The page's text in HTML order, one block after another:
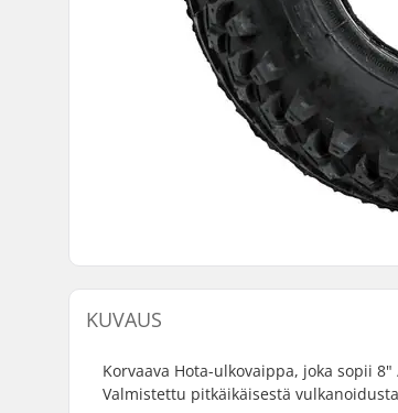
KUVAUS
Korvaava Hota-ulkovaippa, joka sopii
Valmistettu pitkäikäisestä